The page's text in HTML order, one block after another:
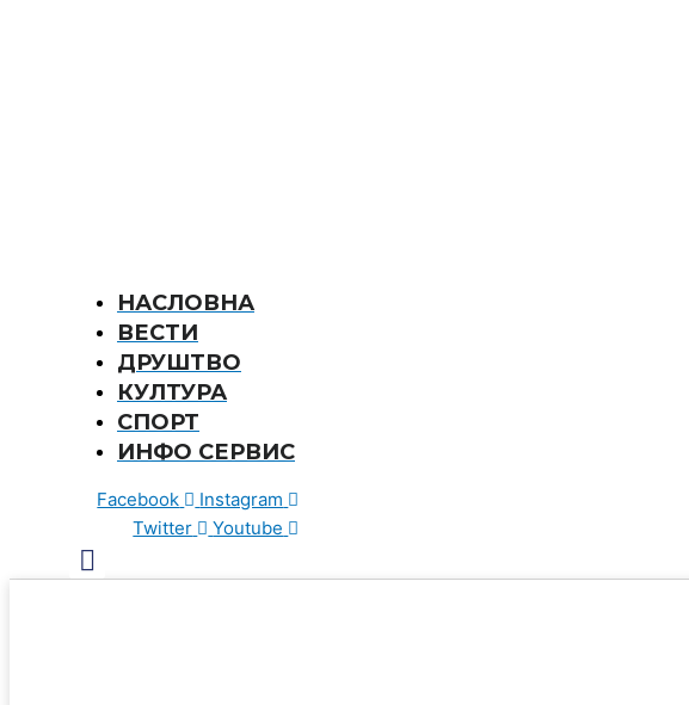
НАСЛОВНА
ВЕСТИ
ДРУШТВО
КУЛТУРА
СПОРТ
ИНФО СЕРВИС
Facebook
Instagram
Twitter
Youtube